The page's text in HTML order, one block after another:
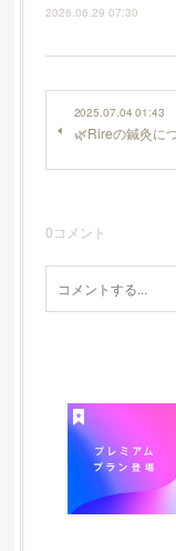
2026.06.29 07:30
2025.07.04 01:43
🌿Rireの鍼灸に
0コメント